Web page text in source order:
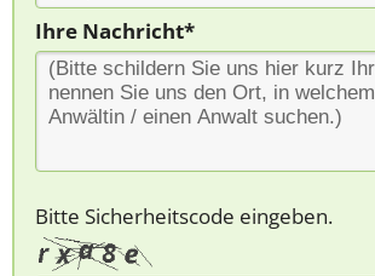
Ihre Nachricht*
Bitte Sicherheitscode eingeben.